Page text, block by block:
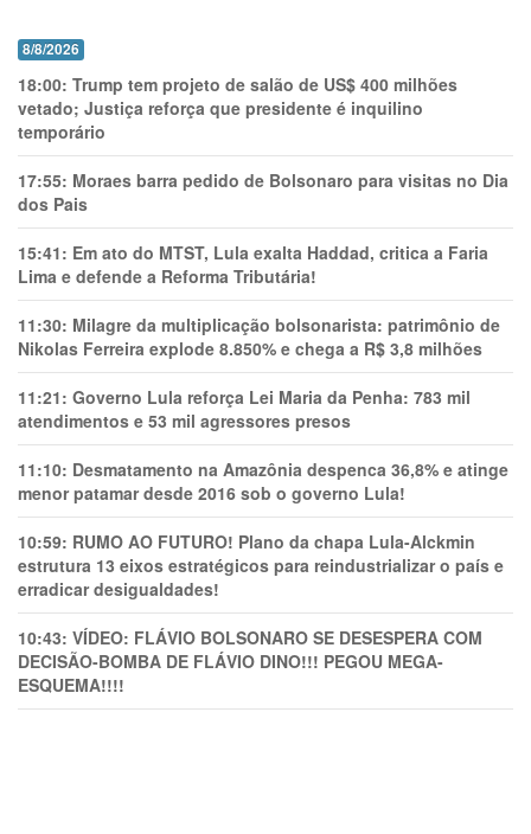
8/8/2026
18:00: Trump tem projeto de salão de US$ 400 milhões
vetado; Justiça reforça que presidente é inquilino
temporário
17:55: Moraes barra pedido de Bolsonaro para visitas no Dia
dos Pais
15:41: Em ato do MTST, Lula exalta Haddad, critica a Faria
Lima e defende a Reforma Tributária!
11:30: Milagre da multiplicação bolsonarista: patrimônio de
Nikolas Ferreira explode 8.850% e chega a R$ 3,8 milhões
11:21: Governo Lula reforça Lei Maria da Penha: 783 mil
atendimentos e 53 mil agressores presos
11:10: Desmatamento na Amazônia despenca 36,8% e atinge
menor patamar desde 2016 sob o governo Lula!
10:59: RUMO AO FUTURO! Plano da chapa Lula-Alckmin
estrutura 13 eixos estratégicos para reindustrializar o país e
erradicar desigualdades!
10:43: VÍDEO: FLÁVIO BOLSONARO SE DESESPERA COM
DECISÃO-BOMBA DE FLÁVIO DINO!!! PEGOU MEGA-
ESQUEMA!!!!